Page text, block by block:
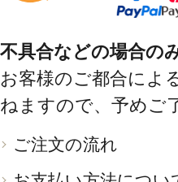
不具合などの場合の
お客様のご都合によ
ねますので、予めご
ご注文の流れ